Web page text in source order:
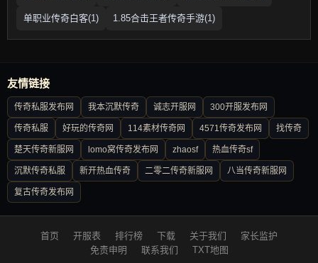
单职业传奇白客(1) 1.85合击王者传奇手游(1)
友情链接
传奇私服发布网 我本沉默传奇 诚志开服网 300开服发布网
传奇私服 好玩的传奇网 114素材传奇网 4571传奇发布网 找传奇
楚天传奇新服网 lomo窝传奇发布网 zhaosf 热血传奇sf
沉默传奇私服 新开热血传奇 二零二传奇新服网 八当传奇新服网
复古传奇发布网
首页 开服表 排行榜 下载 关于我们
家长监护
免责申明
联系我们 TXT地图